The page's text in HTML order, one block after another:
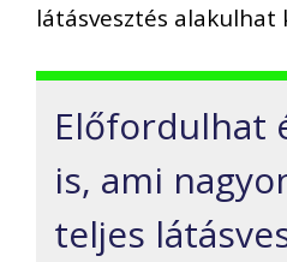
látásvesztés alakulhat
Előfordulhat
is, ami
teljes